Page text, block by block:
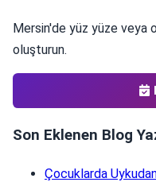
Mersin'de yüz yüze veya
oluşturun.
Son Eklenen Blog
Çocuklarda